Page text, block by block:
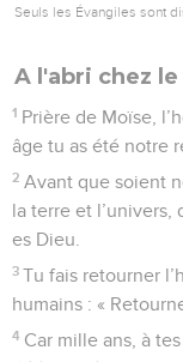
conduisaient plus
n’obéissaient plus
33 je châtierais leur
coups contre leur
34 Mais je ne
démentirai pas ma
35
non, car je ne
reviendrai pas sur
36 Un jour, j’ai fait le
pourrai jamais